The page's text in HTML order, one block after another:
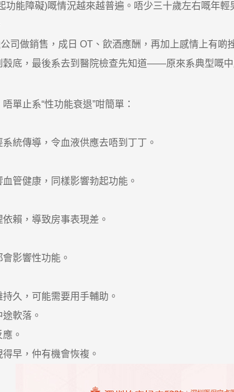
障礙)嘅情況越來越普遍。唔少三十歲左右嘅年輕
做銷售，成日 OT、飲酒應酬，再加上感情上有啲
底，最後系去到醫院檢查先知道——原來系典型嘅中
止系“性功能衰退”咁簡單：
傳導，令血液供應去唔到丁丁。
管健康，同樣影響勃起功能。
賴，導致房事表現差。
影響性功能。
久，可能需要用手輔助。
軟落。
。
早，仲有機會恢複。